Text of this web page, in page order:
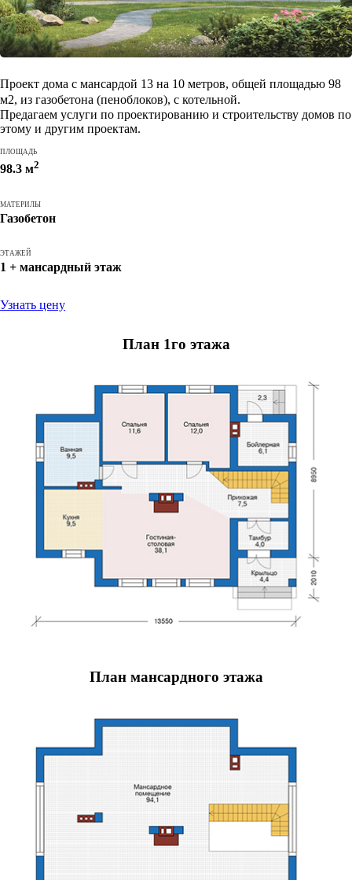
Проект дома с мансардой 13 на 10 метров, общей площадью 98
м2, из газобетона (пеноблоков), c котельной.
Предагаем услуги по проектированию и строительству домов по
этому и другим проектам.
ПЛОЩАДЬ
98.3 м2
МАТЕРИЛЫ
Газобетон
ЭТАЖЕЙ
1 + мансардный этаж
Узнать цену
План 1го этажа
План мансардного этажа